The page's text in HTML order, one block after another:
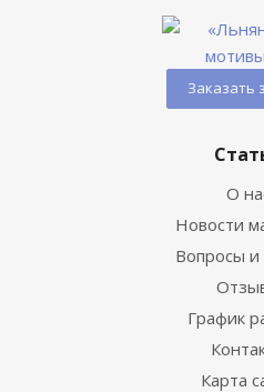
Заказать
О
Новости
Вопросы и
График
Карта